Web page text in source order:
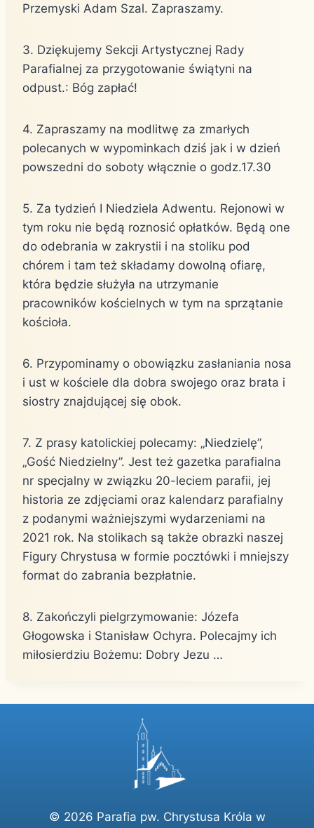
Przemyski Adam Szal. Zapraszamy.
3. Dziękujemy Sekcji Artystycznej Rady
Parafialnej za przygotowanie świątyni na
odpust.: Bóg zapłać!
4. Zapraszamy na modlitwę za zmarłych
polecanych w wypominkach dziś jak i w dzień
powszedni do soboty włącznie o godz.17.30
5. Za tydzień I Niedziela Adwentu. Rejonowi w
tym roku nie będą roznosić opłatków. Będą one
do odebrania w zakrystii i na stoliku pod
chórem i tam też składamy dowolną ofiarę,
która będzie służyła na utrzymanie
pracowników kościelnych w tym na sprzątanie
kościoła.
6. Przypominamy o obowiązku zasłaniania nosa
i ust w kościele dla dobra swojego oraz brata i
siostry znajdującej się obok.
7. Z prasy katolickiej polecamy: „Niedzielę”,
„Gość Niedzielny”. Jest też gazetka parafialna
nr specjalny w związku 20-leciem parafii, jej
historia ze zdjęciami oraz kalendarz parafialny
z podanymi ważniejszymi wydarzeniami na
2021 rok. Na stolikach są także obrazki naszej
Figury Chrystusa w formie pocztówki i mniejszy
format do zabrania bezpłatnie.
8. Zakończyli pielgrzymowanie: Józefa
Głogowska i Stanisław Ochyra. Polecajmy ich
miłosierdziu Bożemu: Dobry Jezu …
© 2026 Parafia pw. Chrystusa Króla w